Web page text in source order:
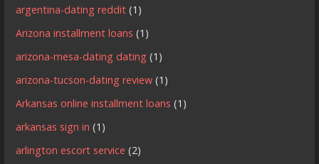
argentina-dating reddit (1)
Arizona installment loans (1)
arizona-mesa-dating dating (1)
arizona-tucson-dating review (1)
Arkansas online installment loans (1)
arkansas sign in (1)
arlington escort service (2)